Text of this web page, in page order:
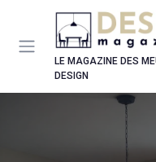
LE MAGAZINE DES
DESIGN
Panneau de gestion des